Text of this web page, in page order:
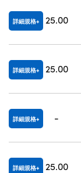
詳細規格 25.00
詳細規格 25.00
詳細規格 -
詳細規格 25.00